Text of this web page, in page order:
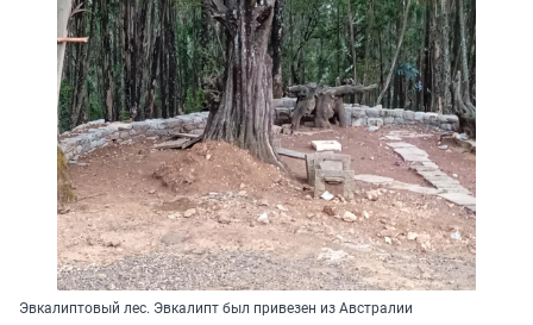
Эвкалиптовый лес. Эвкалипт был привезен из Австралии